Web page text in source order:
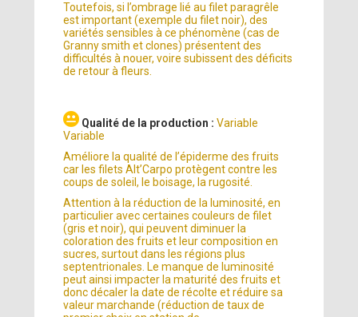
Toutefois, si l’ombrage lié au filet paragrêle
est important (exemple du filet noir), des
variétés sensibles à ce phénomène (cas de
Granny smith et clones) présentent des
difficultés à nouer, voire subissent des déficits
de retour à fleurs.
Qualité de la production :Variable
Variable
Améliore la qualité de l’épiderme des fruits
car les filets Alt’Carpo protègent contre les
coups de soleil, le boisage, la rugosité.
Attention à la réduction de la luminosité, en
particulier avec certaines couleurs de filet
(gris et noir), qui peuvent diminuer la
coloration des fruits et leur composition en
sucres, surtout dans les régions plus
septentrionales. Le manque de luminosité
peut ainsi impacter la maturité des fruits et
donc décaler la date de récolte et réduire sa
valeur marchande (réduction de taux de